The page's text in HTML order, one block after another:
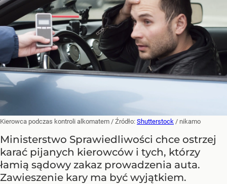
Kierowca podczas kontroli alkomatem / Źródło: Shutterstock / nikamo
Ministerstwo Sprawiedliwości chce ostrzej
karać pijanych kierowców i tych, którzy
łamią sądowy zakaz prowadzenia auta.
Zawieszenie kary ma być wyjątkiem.